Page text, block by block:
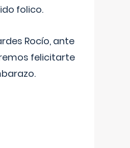
folico.
Rocío, ante
felicitarte